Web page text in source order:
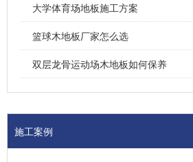
大学体育场地板施工方案
篮球木地板厂家怎么选
双层龙骨运动场木地板如何保养
施工案例